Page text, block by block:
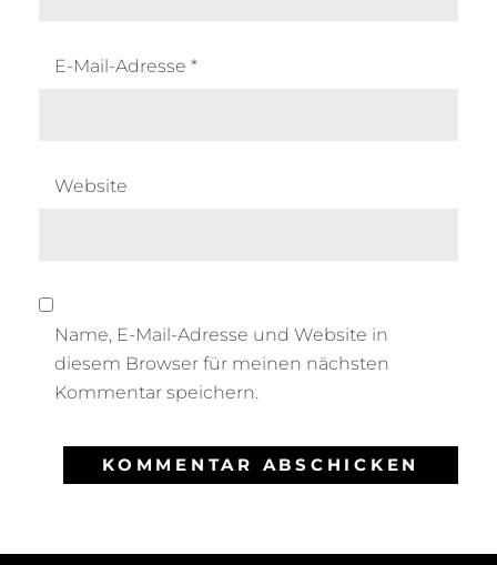
E-Mail-Adresse *
Website
Name, E-Mail-Adresse und Website in
diesem Browser für meinen nächsten
Kommentar speichern.